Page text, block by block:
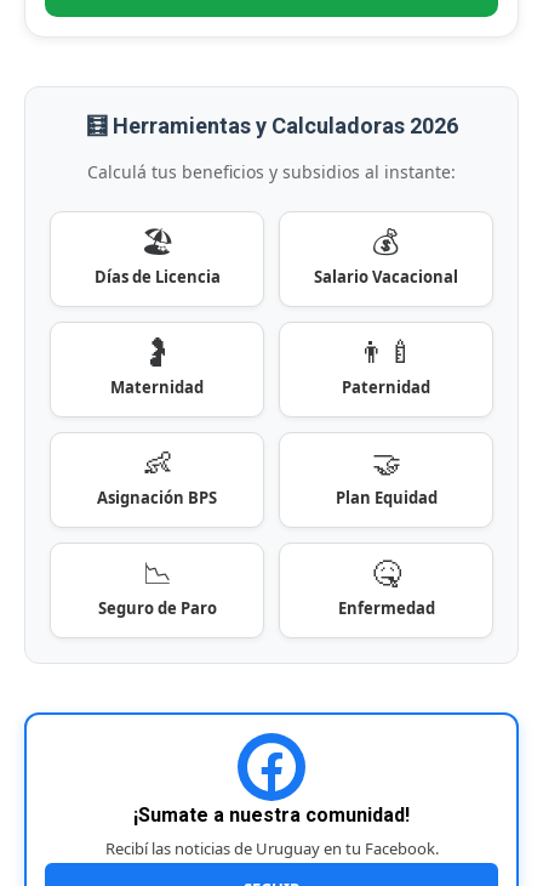
🧮 Herramientas y Calculadoras 2026
Calculá tus beneficios y subsidios al instante:
🏖️
Días de Licencia
💰
Salario Vacacional
🤰
Maternidad
👨‍🍼
Paternidad
👶
Asignación BPS
🤝
Plan Equidad
📉
Seguro de Paro
🤒
Enfermedad
¡Sumate a nuestra comunidad!
Recibí las noticias de Uruguay en tu Facebook.